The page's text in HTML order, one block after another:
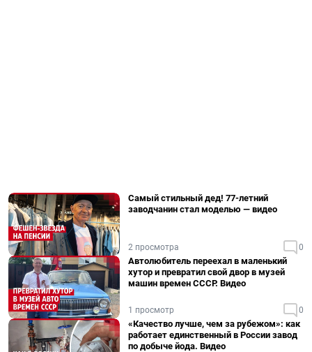
Самый стильный дед! 77-летний
заводчанин стал моделью — видео
2 просмотра 0
Автолюбитель переехал в маленький
хутор и превратил свой двор в музей
машин времен СССР. Видео
1 просмотр 0
«Качество лучше, чем за рубежом»: как
работает единственный в России завод
по добыче йода. Видео